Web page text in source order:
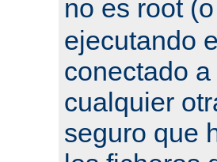
no es root
ejecutando
conectado
cualquier
seguro que